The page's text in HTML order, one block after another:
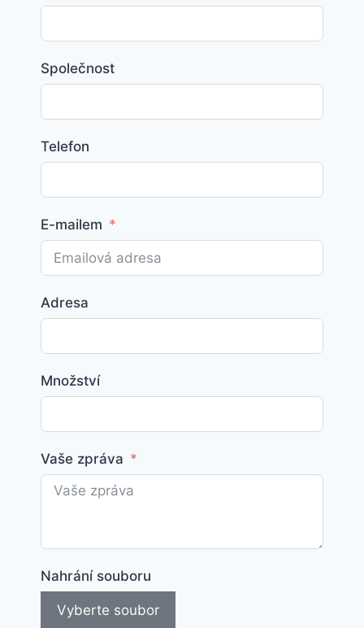
Společnost
Telefon
E-mailem
Adresa
Množství
Vaše zpráva
Nahrání souboru
Vyberte soubor